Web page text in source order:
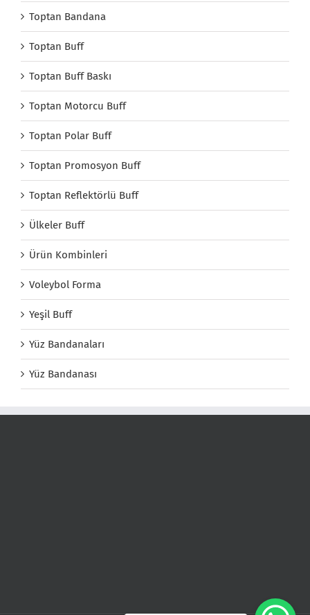
Toptan Bandana
Toptan Buff
Toptan Buff Baskı
Toptan Motorcu Buff
Toptan Polar Buff
Toptan Promosyon Buff
Toptan Reflektörlü Buff
Ülkeler Buff
Ürün Kombinleri
Voleybol Forma
Yeşil Buff
Yüz Bandanaları
Yüz Bandanası